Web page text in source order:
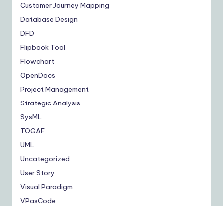
Customer Journey Mapping
Database Design
DFD
Flipbook Tool
Flowchart
OpenDocs
Project Management
Strategic Analysis
SysML
TOGAF
UML
Uncategorized
User Story
Visual Paradigm
VPasCode